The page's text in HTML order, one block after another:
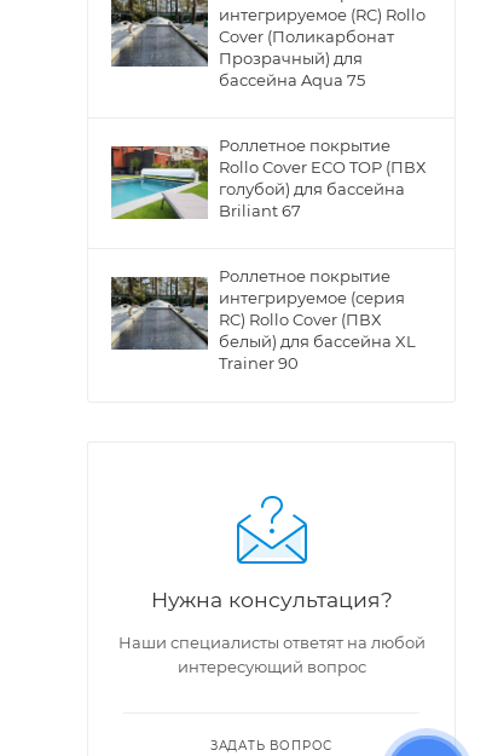
интегрируемое (RC) Rollo
Cover (Поликарбонат
Прозрачный) для
бассейна Aqua 75
Роллетное покрытие
Rollo Cover ECO TOP (ПВХ
голубой) для бассейна
Briliant 67
Роллетное покрытие
интегрируемое (серия
RC) Rollo Cover (ПВХ
белый) для бассейна XL
Trainer 90
Нужна консультация?
Наши специалисты ответят на любой
интересующий вопрос
ЗАДАТЬ ВОПРОС